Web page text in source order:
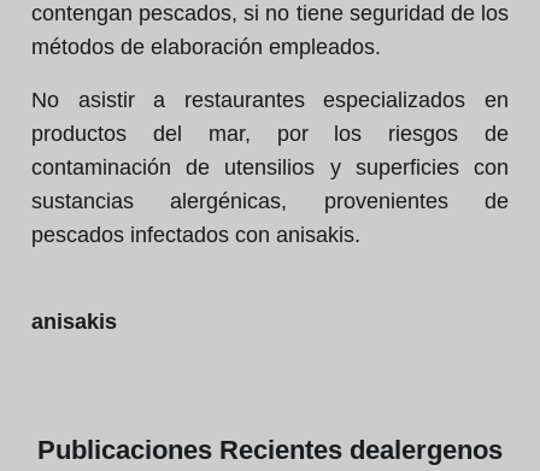
contengan pescados, si no tiene seguridad de los
métodos de elaboración empleados.
No asistir a restaurantes especializados en
productos del mar, por los riesgos de
contaminación de utensilios y superficies con
sustancias alergénicas, provenientes de
pescados infectados con anisakis.
anisakis
Publicaciones Recientes dealergenos